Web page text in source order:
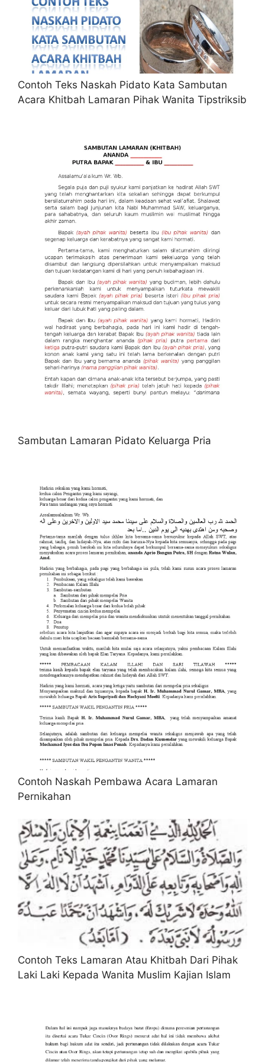
Contoh Teks Naskah Pidato Kata Sambutan
Acara Khitbah Lamaran Pihak Wanita Tipstriksib
Sambutan Lamaran Pidato Keluarga Pria
Contoh Naskah Pembawa Acara Lamaran
Pernikahan
Contoh Teks Lamaran Atau Khitbah Dari Pihak
Laki Laki Kepada Wanita Muslim Kajian Islam